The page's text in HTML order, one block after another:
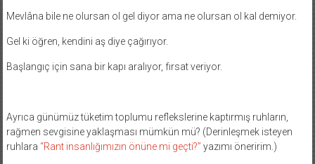
Mevlâna bile ne olursan ol gel diyor ama ne olursan ol kal demiyor.
Gel ki öğren, kendini aş diye çağırıyor.
Başlangıç için sana bir kapı aralıyor, fırsat veriyor.
Ayrıca günümüz tüketim toplumu reflekslerine kaptırmış ruhların,
rağmen sevgisine yaklaşması mümkün mü? (Derinleşmek isteyen
ruhlara “Rant insanlığımızın önüne mi geçti?” yazımı öneririm.)